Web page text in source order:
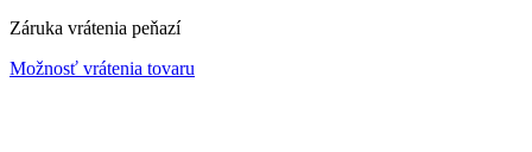
Záruka vrátenia peňazí
Možnosť vrátenia tovaru